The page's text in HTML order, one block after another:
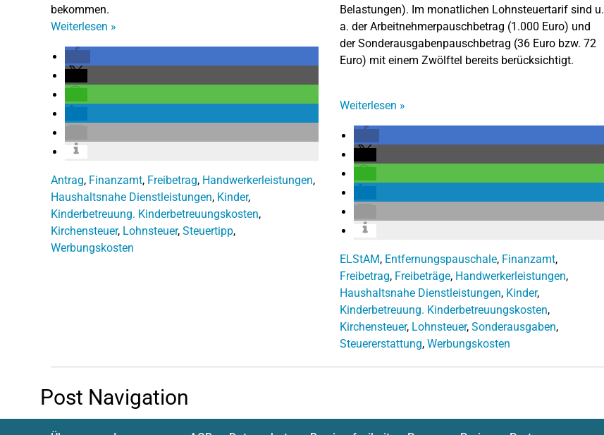
bekommen.
Weiterlesen »
Antrag, Finanzamt, Freibetrag, Handwerkerleistungen,
Haushaltsnahe Dienstleistungen, Kinder,
Kinderbetreuung. Kinderbetreuungskosten,
Kirchensteuer, Lohnsteuer, Steuertipp,
Werbungskosten
Belastungen). Im monatlichen Lohnsteuertarif sind u.
a. der Arbeitnehmerpauschbetrag (1.000 Euro) und
der Sonderausgabenpauschbetrag (36 Euro bzw. 72
Euro) mit einem Zwölftel bereits berücksichtigt.
Weiterlesen »
ELStAM, Entfernungspauschale, Finanzamt,
Freibetrag, Freibeträge, Handwerkerleistungen,
Haushaltsnahe Dienstleistungen, Kinder,
Kinderbetreuung. Kinderbetreuungskosten,
Kirchensteuer, Lohnsteuer, Sonderausgaben,
Steuererstattung, Werbungskosten
Post Navigation